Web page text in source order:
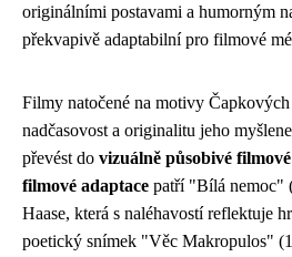
originálními postavami a humorným
překvapivě adaptabilní pro filmové
Filmy natočené na motivy
nadčasovost a originalitu jeho
převést do vizuálně působivé
filmové adaptace patří "Bílá nemoc"
Haase, která s naléhavostí reflektuje
poetický snímek "Věc Makropulos"